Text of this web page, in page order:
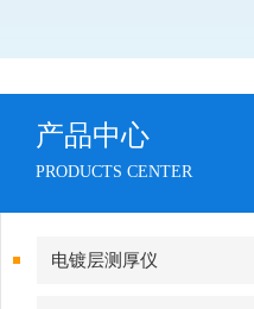
产品中心
PRODUCTS CENTER
电镀层测厚仪